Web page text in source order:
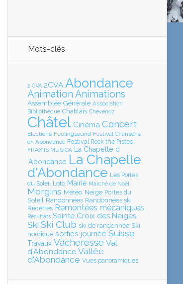
Mots-clés
2 CVA 2CVA Abondance
Animation Animations
Assemblée Générale Association
Bibliothèque Chablais Chevenoz
Châtel Cinéma Concert
Elections Feelingsound Festival Chansons
en Abondance Festival Rock the Pistes
FRAXIIS MUSICA
La Chapelle d
'Abondance La Chapelle
d'Abondance Les Portes
du Soleil Loto Mairie Marché de Noël
Morgins Météo Neige Portes du
Soleil Randonnées Randonnées ski
Recettes Remontées mécaniques
Résultats Sainte Croix des Neiges
Ski Ski Club ski de randonnée Ski
nordique sorties journée Suisse
Travaux Vacheresse Val
d'Abondance Vallée
d'Abondance Vues panoramiques